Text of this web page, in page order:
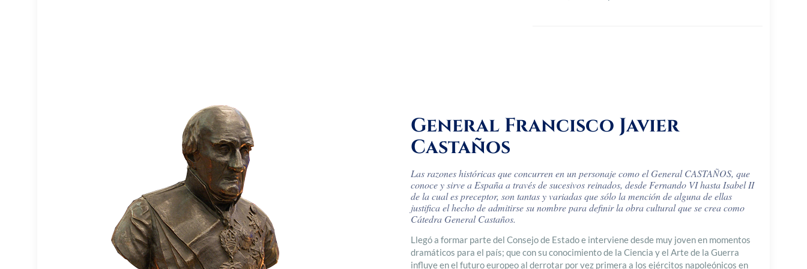
General Francisco Javier
Castaños
Las razones históricas que concurren en un personaje como el General CASTAÑOS, que
conoce y sirve a España a través de sucesivos reinados, desde Fernando VI hasta Isabel II
de la cual es preceptor, son tantas y variadas que sólo la mención de alguna de ellas
justifica el hecho de admitirse su nombre para definir la obra cultural que se crea como
Cátedra General Castaños.
Llegó a formar parte del Consejo de Estado e interviene desde muy joven en momentos
dramáticos para el país; que con su conocimiento de la Ciencia y el Arte de la Guerra
influye en el futuro europeo al derrotar por vez primera a los ejércitos napoleónicos en